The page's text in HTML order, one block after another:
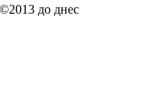
до днес